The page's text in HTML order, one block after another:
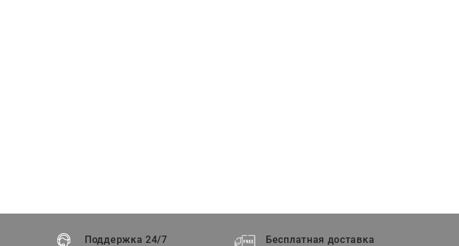
Поддержка 24/7 Бесплатная доставка